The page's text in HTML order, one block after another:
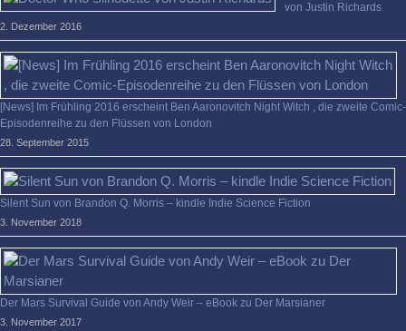
von Justin Richards
2. Dezember 2016
[News] Im Frühling 2016 erscheint Ben Aaronovitch Night Witch , die zweite Comic-
Episodenreihe zu den Flüssen von London
28. September 2015
Silent Sun von Brandon Q. Morris – kindle Indie Science Fiction
3. November 2018
Der Mars Survival Guide von Andy Weir – eBook zu Der Marsianer
3. November 2017